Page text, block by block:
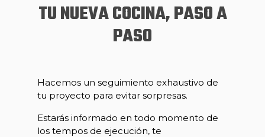
TU NUEVA COCINA, PASO A
PASO
Hacemos un seguimiento exhaustivo de
tu proyecto para evitar sorpresas.
Estarás informado en todo momento de
los tempos de ejecución, te